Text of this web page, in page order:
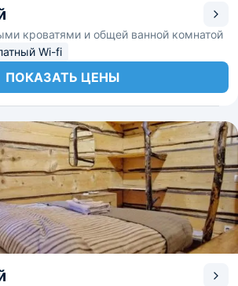
кроватями и общей ванной комнатой
Wi-fi
ПОКАЗАТЬ ЦЕНЫ